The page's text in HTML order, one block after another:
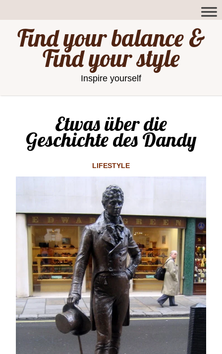
Find your balance &
Find your style
Inspire yourself
Etwas über die
Geschichte des Dandy
LIFESTYLE